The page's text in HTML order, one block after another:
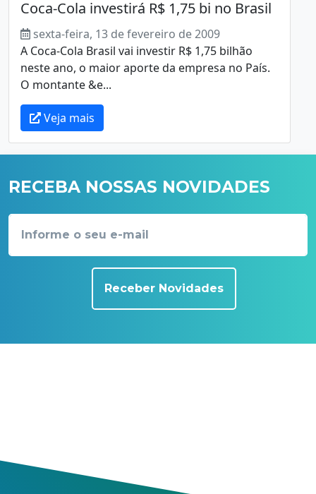
Coca-Cola investirá R$ 1,75 bi no Brasil
sexta-feira, 13 de fevereiro de 2009
A Coca-Cola Brasil vai investir R$ 1,75 bilhão
neste ano, o maior aporte da empresa no País.
O montante &e...
Veja mais
RECEBA NOSSAS NOVIDADES
Receber Novidades